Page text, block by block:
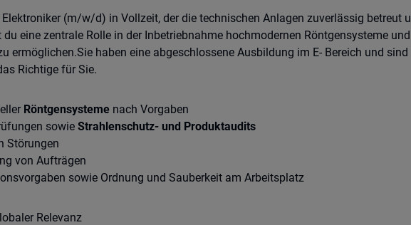
(m/w/d) in Vollzeit, der die technischen Anlagen zuverlässig betreut
eine zentrale Rolle in der Inbetriebnahme hochmodernen Röntgensysteme
ermöglichen.Sie haben eine abgeschlossene Ausbildung im E- Bereich und
Richtige für Sie.
Röntgensysteme nach Vorgaben
sowie Strahlenschutz- und Produktaudits
Störungen
von Aufträgen
sowie Ordnung und Sauberkeit am Arbeitsplatz
Relevanz